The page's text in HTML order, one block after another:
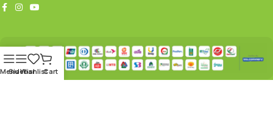
MenuSidebar
WishlistCart